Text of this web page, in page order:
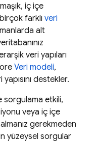
iç içe
farklı veri
alt
veri yapıları
Veri modeli,
destekler.
sorgulama etkili,
veya iç içe
gerekmeden
yüzeysel sorgular